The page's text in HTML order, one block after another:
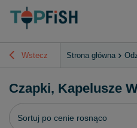
Wstecz Strona główna
Czapki, Kapelusze
Zmień sortowanie
Sortuj po cenie rosnąco